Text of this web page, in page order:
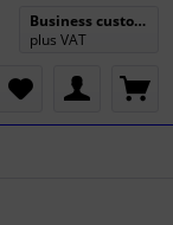
Business customer
plus VAT